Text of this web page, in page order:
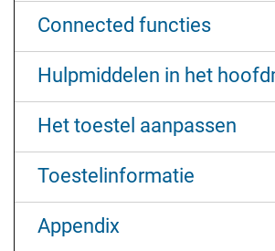
Connected functies
Hulpmiddelen in het
Het toestel aanpassen
Toestelinformatie
Appendix